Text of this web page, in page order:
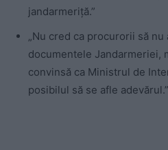
jandarmeriță.”
„Nu cred ca procurorii să nu
documentele Jandarmeriei,
convinsă ca Ministrul de
posibilul să se afle adevărul.”